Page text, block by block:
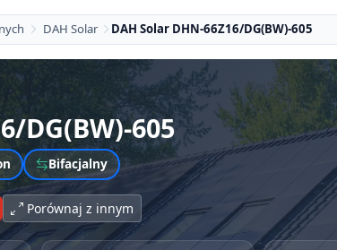
DAH Solar DAH Solar DHN-66Z16/DG(BW)-605
DG(BW)-605
Bifacjalny
Porównaj z innym